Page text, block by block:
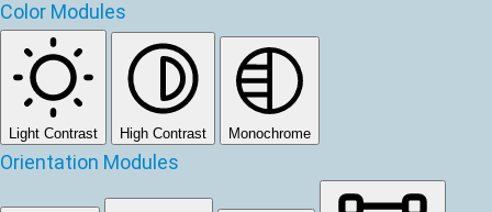
Color Modules
Light Contrast High Contrast Monochrome
Orientation Modules